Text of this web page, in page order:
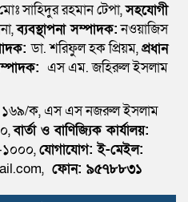
সাহিদুর রহমান টেপা,সহযোগী
ব্যবস্থাপনা সম্পাদক:নওয়াজিস
ডা. শরিফুল হক প্রিয়ম,প্রধান
এস এম. জহিরুল ইসলাম
১৬৯/ক, এস এস নজরুল ইসলাম
বার্তা ও বাণিজ্যিক কার্যালয়:
১০০০,যোগাযোগ:ই-মেইল:
ফোন: ৯৫৭৮৮৩১